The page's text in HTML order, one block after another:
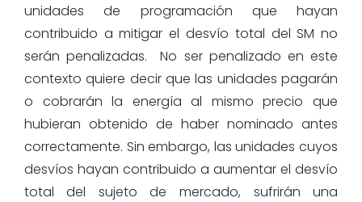
unidades de programación que hayan
contribuido a mitigar el desvío total del SM no
serán penalizadas. No ser penalizado en este
contexto quiere decir que las unidades pagarán
o cobrarán la energía al mismo precio que
hubieran obtenido de haber nominado antes
correctamente. Sin embargo, las unidades cuyos
desvíos hayan contribuido a aumentar el desvío
total del sujeto de mercado, sufrirán una